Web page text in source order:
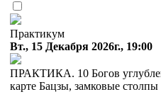
Практикум
Вт., 15 Декабря 2026г., 19:00
ПРАКТИКА. 10 Богов
карте Бацзы, замковые столпы